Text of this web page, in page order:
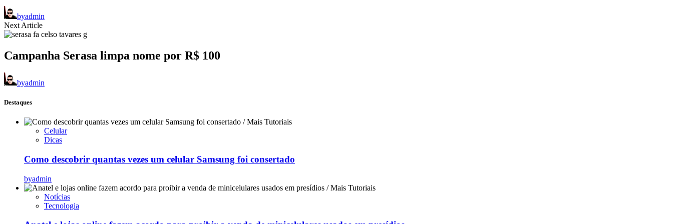
byadmin
Next Article
Campanha Serasa limpa nome por R$ 100
byadmin
Destaques
Celular
Dicas
Como descobrir quantas vezes um celular Samsung foi consertado
byadmin
Notícias
Tecnologia